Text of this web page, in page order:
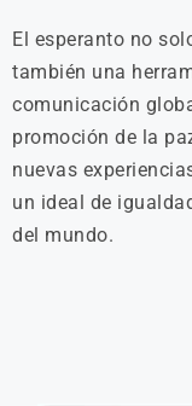
El esperanto no
también una
comunicación
promoción de la
nuevas
un ideal de
del mundo.